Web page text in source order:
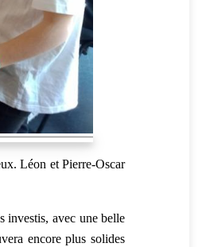
Léon et Pierre-Oscar
investis, avec une belle
encore plus solides